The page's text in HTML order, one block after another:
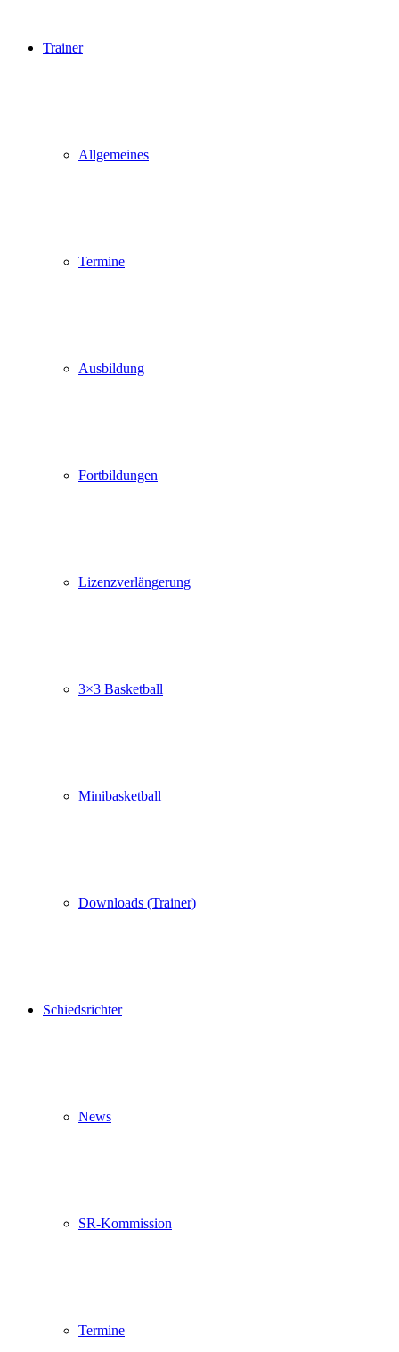
Trainer
Allgemeines
Termine
Ausbildung
Fortbildungen
Lizenzverlängerung
3×3 Basketball
Minibasketball
Downloads (Trainer)
Schiedsrichter
News
SR-Kommission
Termine